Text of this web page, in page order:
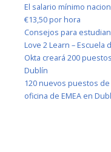
El salario mínimo
€13,50 por hora
Consejos para
Love 2 Learn –
Okta creará 200
Dublín
120 nuevos puestos
oficina de EMEA en